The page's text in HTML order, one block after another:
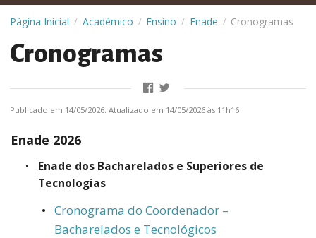
Página Inicial / Acadêmico / Ensino / Enade / Cronogramas
Cronogramas
Publicado em 14/05/2026. Atualizado em 14/05/2026 às 11h16
Enade 2026
Enade dos Bacharelados e Superiores de
Tecnologias
Cronograma do Coordenador –
Bacharelados e Tecnológicos